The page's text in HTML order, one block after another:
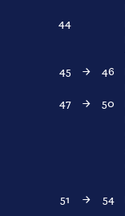
44
45
→ 46
47
→ 50
51 → 54